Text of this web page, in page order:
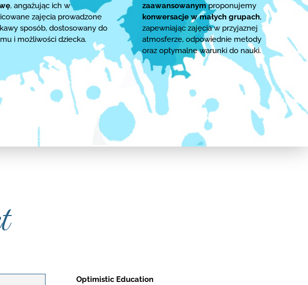
, angażując ich w
zajęcia prowadzone
sposób, dostosowany do
i możliwości dziecka.
zaawansowanymproponujemy
konwersacje w małych grupach,
zapewniając zajęcia w przyjaznej
atmosferze, odpowiednie metody
oraz optymalne warunki do nauki.
Optimistic Education